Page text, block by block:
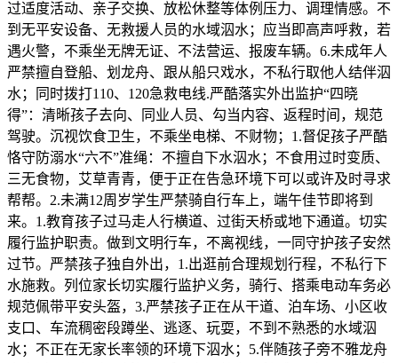
过适度活动、亲子交换、放松休整等体例压力、调理情感。不
到无平安设备、无救援人员的水域泅水；应当即高声呼救，若
遇火警，不乘坐无牌无证、不法营运、报废车辆。6.未成年人
严禁擅自登船、划龙舟、跟从船只戏水，不私行取他人结伴泅
水；同时拨打110、120急救电线.严酷落实外出监护“四晓
得”：清晰孩子去向、同业人员、勾当内容、返程时间，规范
驾驶。沉视饮食卫生，不乘坐电梯、不财物；1.督促孩子严酷
恪守防溺水“六不”准绳：不擅自下水泅水；不食用过时变质、
三无食物，艾草青青，便于正在告急环境下可以或许及时寻求
帮帮。2.未满12周岁学生严禁骑自行车上，端午佳节即将到
来。1.教育孩子过马走人行横道、过街天桥或地下通道。切实
履行监护职责。做到文明行车，不离视线，一同守护孩子安然
过节。严禁孩子独自外出，1.出逛前合理规划行程，不私行下
水施救。列位家长切实履行监护义务，骑行、搭乘电动车务必
规范佩带平安头盔，3.严禁孩子正在从干道、泊车场、小区收
支口、车流稠密段蹲坐、逃逐、玩耍，不到不熟悉的水域泅
水；不正在无家长率领的环境下泅水；5.伴随孩子旁不雅龙舟